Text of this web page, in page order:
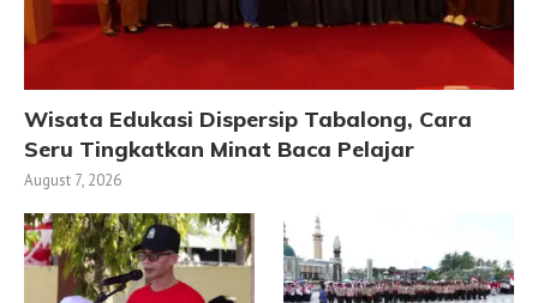
Wisata Edukasi Dispersip Tabalong, Cara
Seru Tingkatkan Minat Baca Pelajar
August 7, 2026